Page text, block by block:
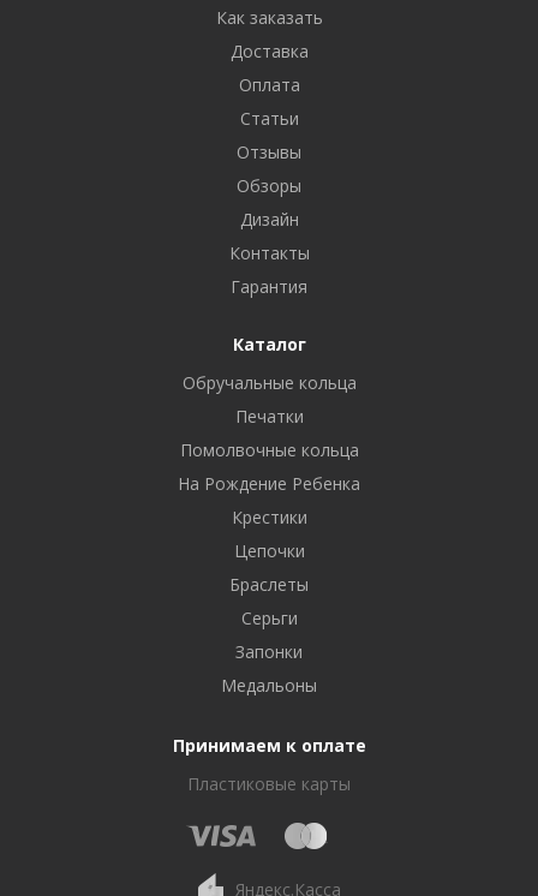
Как заказать
Доставка
Оплата
Статьи
Отзывы
Обзоры
Дизайн
Контакты
Гарантия
Каталог
Обручальные кольца
Печатки
Помолвочные кольца
На Рождение Ребенка
Крестики
Цепочки
Браслеты
Серьги
Запонки
Медальоны
Принимаем к оплате
Пластиковые карты
Яндекс.Касса